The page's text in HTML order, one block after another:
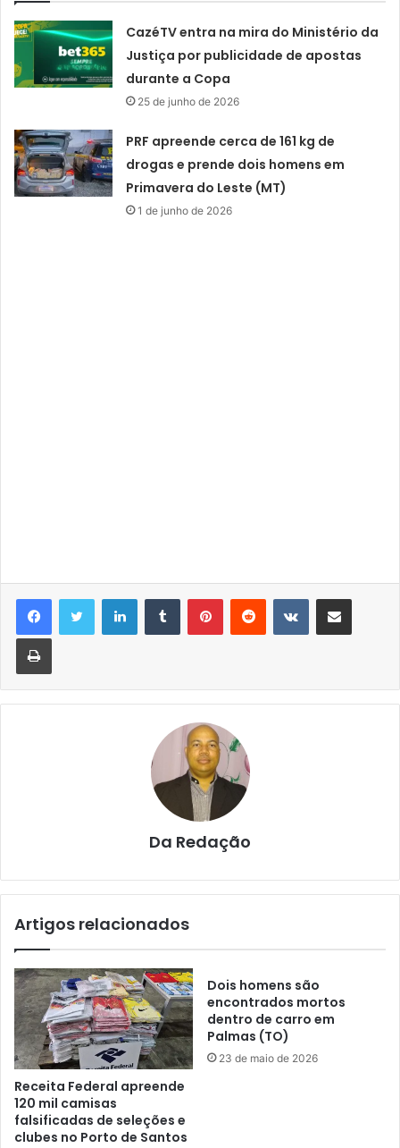
CazéTV entra na mira do Ministério da
Justiça por publicidade de apostas
durante a Copa
25 de junho de 2026
PRF apreende cerca de 161 kg de
drogas e prende dois homens em
Primavera do Leste (MT)
1 de junho de 2026
LinkedinTumblr PinterestReddit VK Compartilhar via e-mail
Imprimir
Da Redação
Artigos relacionados
Receita Federal apreende
120 mil camisas
falsificadas de seleções e
clubes no Porto de Santos
Dois homens são
encontrados mortos
dentro de carro em
Palmas (TO)
23 de maio de 2026